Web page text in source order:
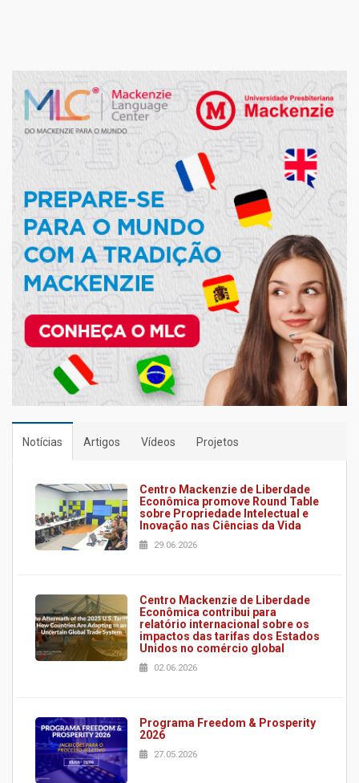
Notícias Artigos Vídeos Projetos
Centro Mackenzie de Liberdade
Econômica promove Round Table
sobre Propriedade Intelectual e
Inovação nas Ciências da Vida
29.06.2026
Centro Mackenzie de Liberdade
Econômica contribui para
relatório internacional sobre os
impactos das tarifas dos Estados
Unidos no comércio global
02.06.2026
Programa Freedom & Prosperity
2026
27.05.2026